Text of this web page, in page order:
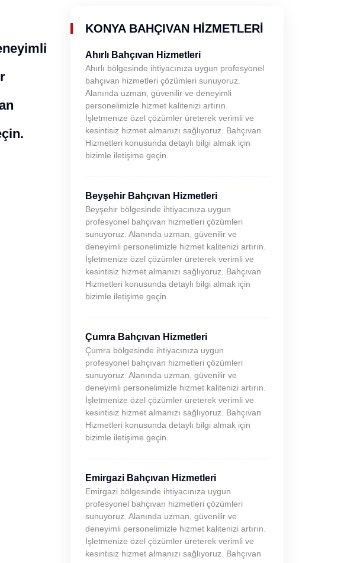
KONYA BAHÇIVAN HIZMETLERI
Ahırlı Bahçıvan Hizmetleri
Ahırlı bölgesinde ihtiyacınıza uygun profesyonel
bahçıvan hizmetleri çözümleri sunuyoruz.
Alanında uzman, güvenilir ve deneyimli
personelimizle hizmet kalitenizi artırın.
İşletmenize özel çözümler üreterek verimli ve
kesintisiz hizmet almanızı sağlıyoruz. Bahçıvan
Hizmetleri konusunda detaylı bilgi almak için
bizimle iletişime geçin.
Beyşehir Bahçıvan Hizmetleri
Beyşehir bölgesinde ihtiyacınıza uygun
profesyonel bahçıvan hizmetleri çözümleri
sunuyoruz. Alanında uzman, güvenilir ve
deneyimli personelimizle hizmet kalitenizi artırın.
İşletmenize özel çözümler üreterek verimli ve
kesintisiz hizmet almanızı sağlıyoruz. Bahçıvan
Hizmetleri konusunda detaylı bilgi almak için
bizimle iletişime geçin.
Çumra Bahçıvan Hizmetleri
Çumra bölgesinde ihtiyacınıza uygun
profesyonel bahçıvan hizmetleri çözümleri
sunuyoruz. Alanında uzman, güvenilir ve
deneyimli personelimizle hizmet kalitenizi artırın.
İşletmenize özel çözümler üreterek verimli ve
kesintisiz hizmet almanızı sağlıyoruz. Bahçıvan
Hizmetleri konusunda detaylı bilgi almak için
bizimle iletişime geçin.
Emirgazi Bahçıvan Hizmetleri
Emirgazi bölgesinde ihtiyacınıza uygun
profesyonel bahçıvan hizmetleri çözümleri
sunuyoruz. Alanında uzman, güvenilir ve
deneyimli personelimizle hizmet kalitenizi artırın.
İşletmenize özel çözümler üreterek verimli ve
kesintisiz hizmet almanızı sağlıyoruz. Bahçıvan